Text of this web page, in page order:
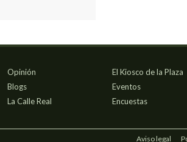
Opinión
Blogs
La Calle Real
El Kiosco de la Plaza
Eventos
Encuestas
Aviso legal